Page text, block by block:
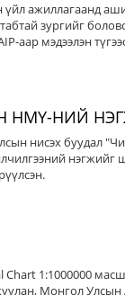
үйл ажиллагаанд
зургийг
аар мэдээлэн
НМҮ-НИЙ
нисэх буудал
нэгжийг
1:1000000
Монгол Улсын